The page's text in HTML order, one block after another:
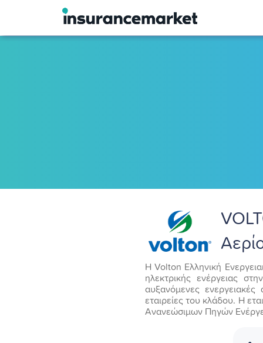
Η Volton Ελληνική
ηλεκτρικής ενέργειας
αυξανόμενες ενεργειακές
εταιρείες του κλάδου. H
Ανανεώσιμων Πηγών